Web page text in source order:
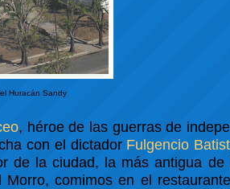
Huracán Sandy
, héroe de las guerras de
con el dictador Fulgencio
de la ciudad, la más antigua de
comimos en el